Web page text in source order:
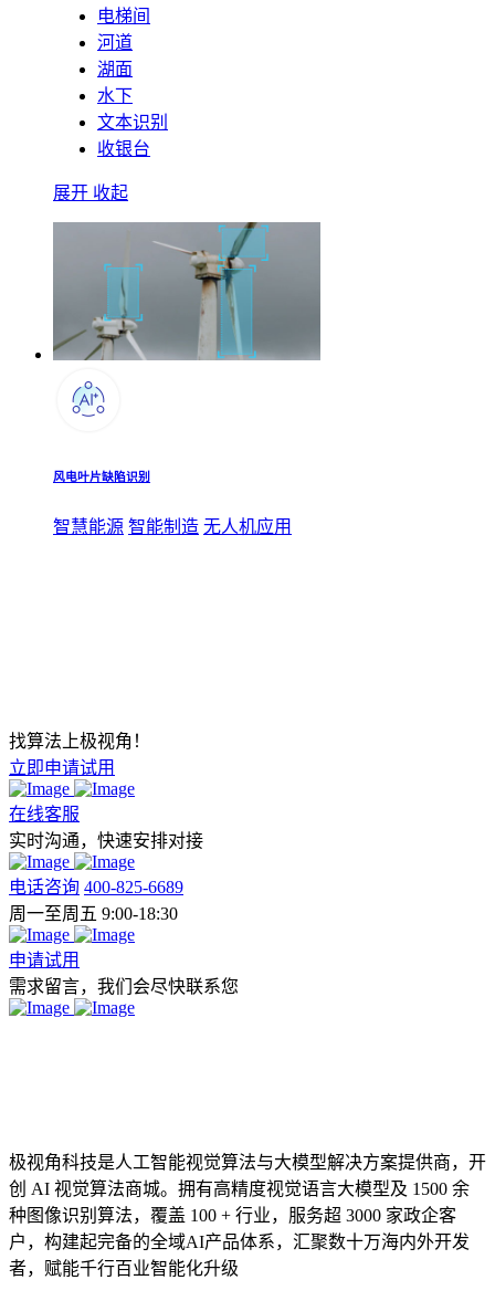
电梯间
河道
湖面
水下
文本识别
收银台
展开 收起
风电叶片缺陷识别
智慧能源 智能制造 无人机应用
找算法上极视角！
立即申请试用
在线客服
实时沟通，快速安排对接
电话咨询 400-825-6689
周一至周五 9:00-18:30
申请试用
需求留言，我们会尽快联系您
极视角科技是人工智能视觉算法与大模型解决方案提供商，开
创 AI 视觉算法商城。拥有高精度视觉语言大模型及 1500 余
种图像识别算法，覆盖 100 + 行业，服务超 3000 家政企客
户，构建起完备的全域AI产品体系，汇聚数十万海内外开发
者，赋能千行百业智能化升级